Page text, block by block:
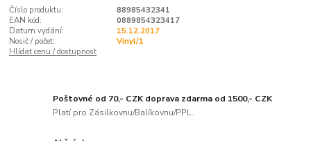
Číslo produktu:
88985432341
EAN kód:
0889854323417
Datum vydání:
15.12.2017
Nosič / počet:
Vinyl/1
Hlídat cenu / dostupnost
Poštovné od 70,- CZK doprava zdarma od 1500,- CZK
Platí pro Zásilkovnu/Balíkovnu/PPL.